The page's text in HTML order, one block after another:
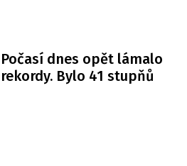
Počasí dnes opět lámalo
rekordy. Bylo 41 stupňů